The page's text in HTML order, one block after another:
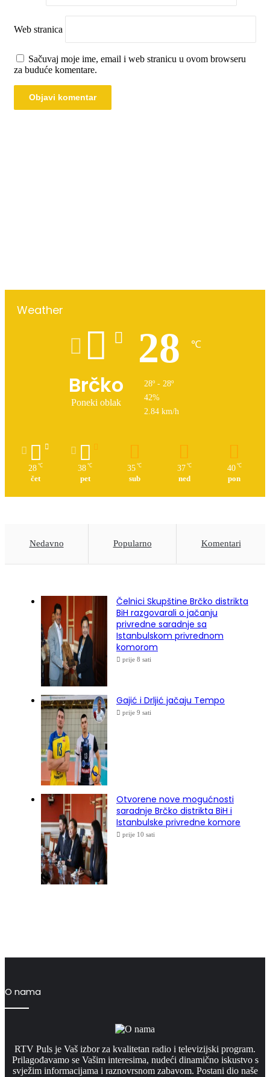
Web stranica
Sačuvaj moje ime, email i web stranicu u ovom browseru
za buduće komentare.
Weather
Brčko
Poneki oblak
28 ℃
28º - 28º
42%
2.84 km/h
28 ℃
čet
38 ℃
pet
35 ℃
sub
37 ℃
ned
40 ℃
pon
Nedavno Popularno Komentari
Čelnici Skupštine Brčko distrikta
BiH razgovarali o jačanju
privredne saradnje sa
Istanbulskom privrednom
komorom
prije 8 sati
Gajić i Drljić jačaju Tempo
prije 9 sati
Otvorene nove mogućnosti
saradnje Brčko distrikta BiH i
Istanbulske privredne komore
prije 10 sati
O nama
RTV Puls je Vaš izbor za kvalitetan radio i televizijski program.
Prilagođavamo se Vašim interesima, nudeći dinamično iskustvo s
svježim informacijama i raznovrsnom zabavom. Postani dio naše